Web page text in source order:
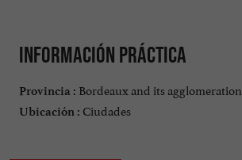
Información práctica
Provincia : Bordeaux and its agglomeration
Ubicación : Ciudades